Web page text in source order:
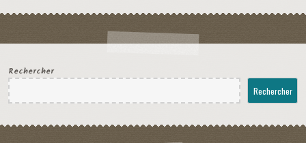
Rechercher
Rechercher